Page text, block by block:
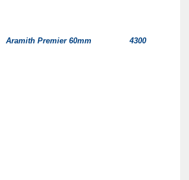
Aramith Premier 60mm 4300